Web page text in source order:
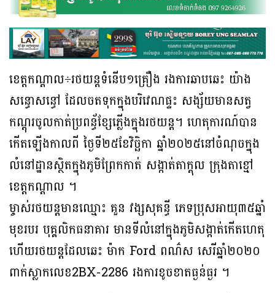
ខេត្តកណ្តាល÷រថយន្តទំនើប១គ្រឿង រងការឆាបឆេះ យ៉ាង
សន្ធោសន្ធៅ ដែលចតទុកក្នុងបរិវេណផ្ទះ សង្ស័យមានសត្វ
កណ្តុរចូលកាត់ប្រពន្ធ័ខ្សែភ្លើងក្នុងរថយន្ត។ ហេតុការណ៍បាន
កើតឡើងកាលពី ថ្ងៃទី២៥ខែវិច្ឆិកា ឆ្នាំ២០២៥នៅចំណុចក្នុង
លំនៅដ្ឋានស្ថិតក្នុងភូមិព្រែកកាត់ សង្កាត់តាក្តុល ក្រុងតាខ្មៅ
ខេត្តកណ្តាល ។
ម្ចាស់រថយន្តមានឈ្មោះ គួន វង្សសុគន្ធី ភេទប្រុសអាយុ៣៥ឆ្នាំ
មុខរបរ បុគ្គលិកធនាគារ មានទីលំនៅក្នុងភូមិសង្កាត់កើតហេតុ
ហើយរថយន្តដែលឆេះ ម៉ាក Ford ពណ៌ស សេរីឆ្នាំ២០២០
ពាក់ស្លាកលេខ2BX-2286 រងការខូចខាតធ្ងន់ធ្ងរ ។